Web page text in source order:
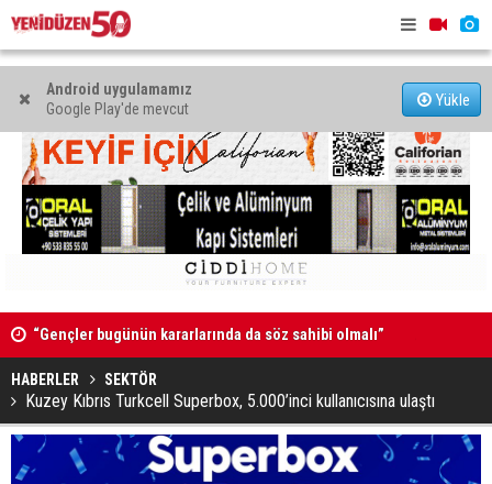
Android uygulamamız
Google Play'de mevcut
Yükle
“Gençler bugünün kararlarında da söz sahibi olmalı”
HABERLER SEKTÖR
Kuzey Kıbrıs Turkcell Superbox, 5.000’inci kullanıcısına ulaştı